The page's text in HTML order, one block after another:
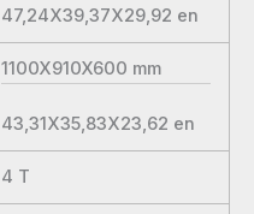
47,24X39,37X29,92 en
1100X910X600 mm
43,31X35,83X23,62 en
4 T